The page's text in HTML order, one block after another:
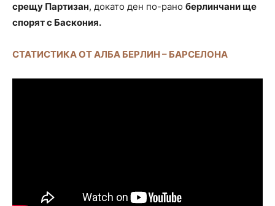
срещу Партизан, докато ден по-рано берлинчани ще
спорят с Баскония.
СТАТИСТИКА ОТ АЛБА БЕРЛИН – БАРСЕЛОНА